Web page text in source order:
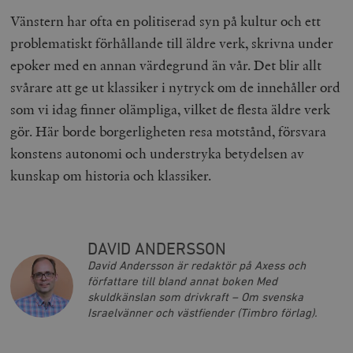
Vänstern har ofta en politiserad syn på kultur och ett
problematiskt förhållande till äldre verk, skrivna under
epoker med en annan värdegrund än vår. Det blir allt
svårare att ge ut klassiker i nytryck om de innehåller ord
som vi idag finner olämpliga, vilket de flesta äldre verk
gör. Här borde borgerligheten resa motstånd, försvara
konstens autonomi och understryka betydelsen av
kunskap om historia och klassiker.
DAVID ANDERSSON
David Andersson är redaktör på Axess och
författare till bland annat boken Med
skuldkänslan som drivkraft – Om svenska
Israelvänner och västfiender (Timbro förlag).
Strikt nödvändiga kakor tillåter
kärnwebbplatsfunktioner som användarinloggning
och kontohantering. Webbplatsen kan inte användas
Namn
/ Domän
woocommerce_cart_hash
Automattic